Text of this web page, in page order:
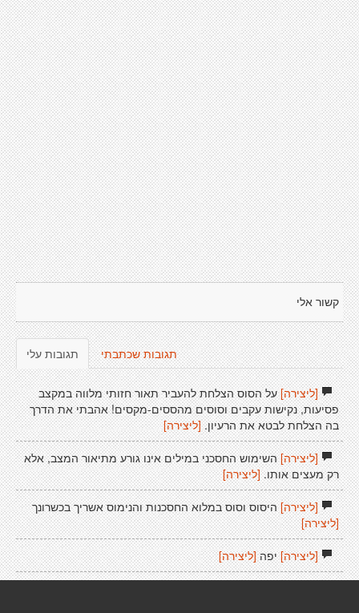
קשור אלי
תגובות עלי תגובות שכתבתי
[ליצירה]על הסוס הצלחת להעביר תאור חזותי מלווה במקצב
פסיעות, נקישות עקבים וסוסים מהססים-מקסים! אהבתי את הדרך
בה הצלחת לבטא את הרעיון.[ליצירה]
[ליצירה]השימוש החסכני במילים אינו גורע מתיאור המצב, אלא
רק מעצים אותו. [ליצירה]
[ליצירה]היסוס וסוס במלוא החסכנות והנימוס אשריך בכשרונך
[ליצירה]
[ליצירה]יפה [ליצירה]